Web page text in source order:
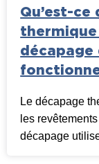
Qu’est-ce
décapage
Le décapage
les
décapage